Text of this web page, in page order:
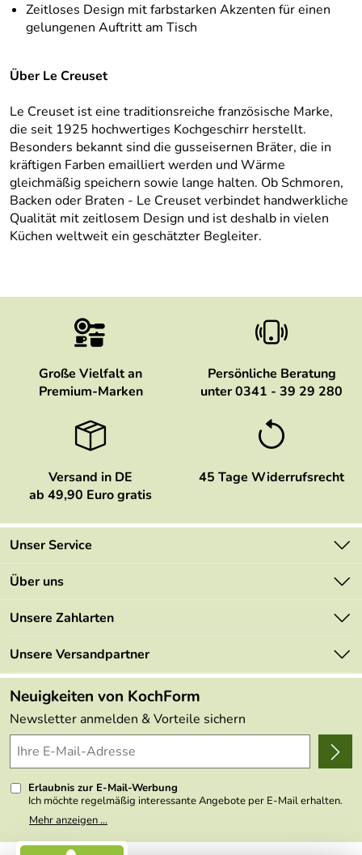
Zeitloses Design mit farbstarken Akzenten für einen
gelungenen Auftritt am Tisch
Über Le Creuset
Le Creuset ist eine traditionsreiche französische Marke,
die seit 1925 hochwertiges Kochgeschirr herstellt.
Besonders bekannt sind die gusseisernen Bräter, die in
kräftigen Farben emailliert werden und Wärme
gleichmäßig speichern sowie lange halten. Ob Schmoren,
Backen oder Braten - Le Creuset verbindet handwerkliche
Qualität mit zeitlosem Design und ist deshalb in vielen
Küchen weltweit ein geschätzter Begleiter.
Große Vielfalt an
Premium-Marken
Persönliche Beratung
unter 0341 - 39 29 280
Versand in DE
ab 49,90 Euro gratis
45 Tage Widerrufsrecht
Unser Service
Kontakt
Mehrwertsteuerfrei
Retourenportal
FAQs
Lieferbedingungen
Delivery Terms
Kundenlogin
Über uns
Marken
Angebote
Made in Germany
Themen
Wir über uns
Presse
Unsere Zahlarten
Unsere Versandpartner
Neuigkeiten von KochForm
Newsletter anmelden & Vorteile sichern
Erlaubnis zur E-Mail-Werbung
Ich möchte regelmäßig interessante Angebote per E-Mail erhalten.
Meine E-Mail-Adresse wird nicht an andere Unternehmen
weitergegeben. Zu statistischen Zwecken wird in anonymer Form
nicht erkennbar, welche konkrete Person geklickt hat. Diese
Mehr anzeigen ...